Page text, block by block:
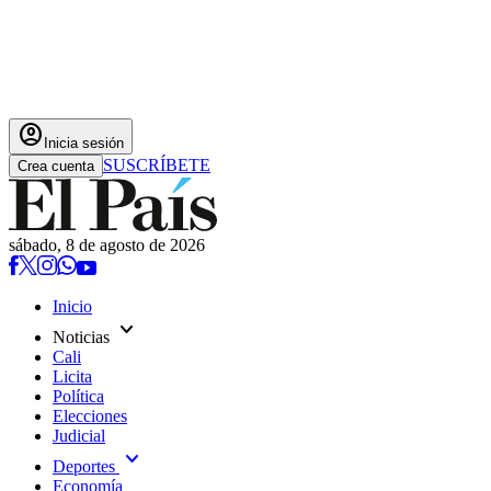
account_circle Inicia sesión
Crea cuenta SUSCRÍBETE
sábado, 8 de agosto de 2026
Inicio
Noticias expand_more
Cali
Licita
Política
Elecciones
Judicial
Deportes expand_more
Economía